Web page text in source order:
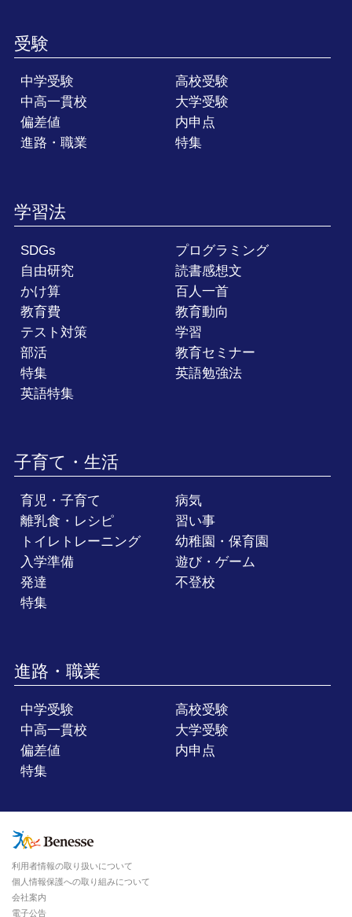
受験
中学受験
高校受験
中高一貫校
大学受験
偏差値
内申点
進路・職業
特集
学習法
SDGs
プログラミング
自由研究
読書感想文
かけ算
百人一首
教育費
教育動向
テスト対策
学習
部活
教育セミナー
特集
英語勉強法
英語特集
子育て・生活
育児・子育て
病気
離乳食・レシピ
習い事
トイレトレーニング
幼稚園・保育園
入学準備
遊び・ゲーム
発達
不登校
特集
進路・職業
中学受験
高校受験
中高一貫校
大学受験
偏差値
内申点
特集
利用者情報の取り扱いについて
個人情報保護への取り組みについて
会社案内
電子公告